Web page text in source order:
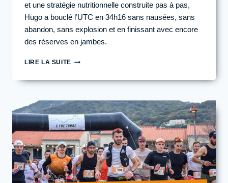
et une stratégie nutritionnelle construite pas à pas,
Hugo a bouclé l’UTC en 34h16 sans nausées, sans
abandon, sans explosion et en finissant avec encore
des réserves en jambes.
LIRE LA SUITEÉTUDE
CAS
SIMON